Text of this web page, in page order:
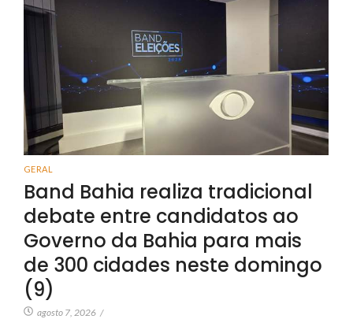
GERAL
Band Bahia realiza tradicional
debate entre candidatos ao
Governo da Bahia para mais
de 300 cidades neste domingo
(9)
agosto 7, 2026 /